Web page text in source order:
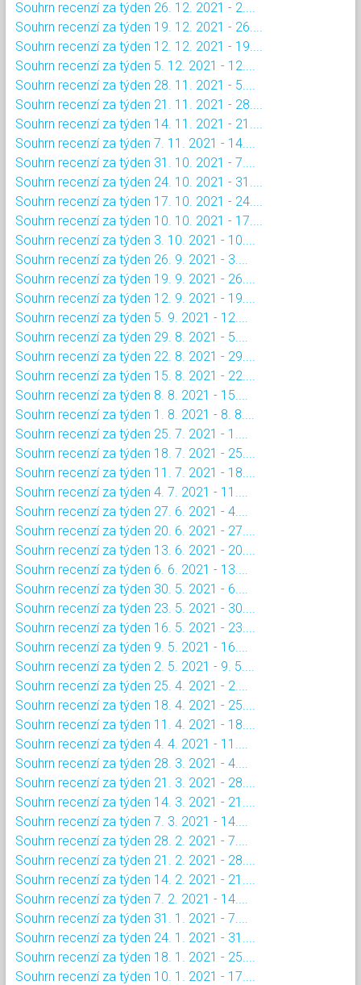
Souhrn recenzí za týden 26. 12. 2021 - 2....
Souhrn recenzí za týden 19. 12. 2021 - 26....
Souhrn recenzí za týden 12. 12. 2021 - 19....
Souhrn recenzí za týden 5. 12. 2021 - 12....
Souhrn recenzí za týden 28. 11. 2021 - 5....
Souhrn recenzí za týden 21. 11. 2021 - 28....
Souhrn recenzí za týden 14. 11. 2021 - 21....
Souhrn recenzí za týden 7. 11. 2021 - 14....
Souhrn recenzí za týden 31. 10. 2021 - 7....
Souhrn recenzí za týden 24. 10. 2021 - 31....
Souhrn recenzí za týden 17. 10. 2021 - 24....
Souhrn recenzí za týden 10. 10. 2021 - 17....
Souhrn recenzí za týden 3. 10. 2021 - 10....
Souhrn recenzí za týden 26. 9. 2021 - 3....
Souhrn recenzí za týden 19. 9. 2021 - 26....
Souhrn recenzí za týden 12. 9. 2021 - 19....
Souhrn recenzí za týden 5. 9. 2021 - 12....
Souhrn recenzí za týden 29. 8. 2021 - 5....
Souhrn recenzí za týden 22. 8. 2021 - 29....
Souhrn recenzí za týden 15. 8. 2021 - 22....
Souhrn recenzí za týden 8. 8. 2021 - 15....
Souhrn recenzí za týden 1. 8. 2021 - 8. 8....
Souhrn recenzí za týden 25. 7. 2021 - 1....
Souhrn recenzí za týden 18. 7. 2021 - 25....
Souhrn recenzí za týden 11. 7. 2021 - 18....
Souhrn recenzí za týden 4. 7. 2021 - 11....
Souhrn recenzí za týden 27. 6. 2021 - 4....
Souhrn recenzí za týden 20. 6. 2021 - 27....
Souhrn recenzí za týden 13. 6. 2021 - 20....
Souhrn recenzí za týden 6. 6. 2021 - 13....
Souhrn recenzí za týden 30. 5. 2021 - 6....
Souhrn recenzí za týden 23. 5. 2021 - 30....
Souhrn recenzí za týden 16. 5. 2021 - 23....
Souhrn recenzí za týden 9. 5. 2021 - 16....
Souhrn recenzí za týden 2. 5. 2021 - 9. 5....
Souhrn recenzí za týden 25. 4. 2021 - 2....
Souhrn recenzí za týden 18. 4. 2021 - 25....
Souhrn recenzí za týden 11. 4. 2021 - 18....
Souhrn recenzí za týden 4. 4. 2021 - 11....
Souhrn recenzí za týden 28. 3. 2021 - 4....
Souhrn recenzí za týden 21. 3. 2021 - 28....
Souhrn recenzí za týden 14. 3. 2021 - 21....
Souhrn recenzí za týden 7. 3. 2021 - 14....
Souhrn recenzí za týden 28. 2. 2021 - 7....
Souhrn recenzí za týden 21. 2. 2021 - 28....
Souhrn recenzí za týden 14. 2. 2021 - 21....
Souhrn recenzí za týden 7. 2. 2021 - 14....
Souhrn recenzí za týden 31. 1. 2021 - 7....
Souhrn recenzí za týden 24. 1. 2021 - 31....
Souhrn recenzí za týden 18. 1. 2021 - 25....
Souhrn recenzí za týden 10. 1. 2021 - 17....